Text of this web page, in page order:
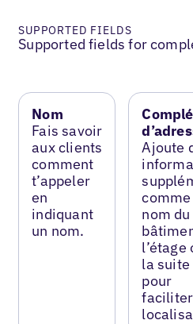
SUPPORTED FIELDS
Supported fields for
Nom
Fais savoir
aux clients
comment
t’appeler
en
indiquant
un nom.
Ajoute
nom du
l’étage
la suite
pour